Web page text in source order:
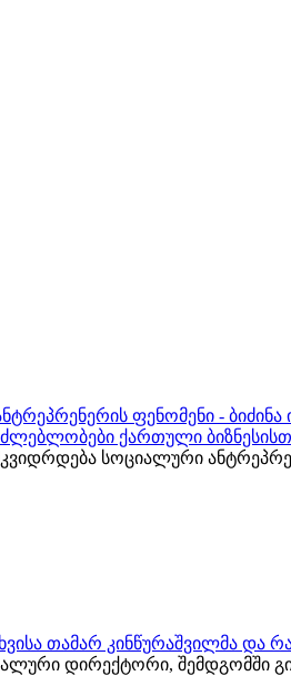
ფენომენი -
ქართული
სოციალური
თამარ კინწურაშვილმა და
დირექტორი, შემდგომში